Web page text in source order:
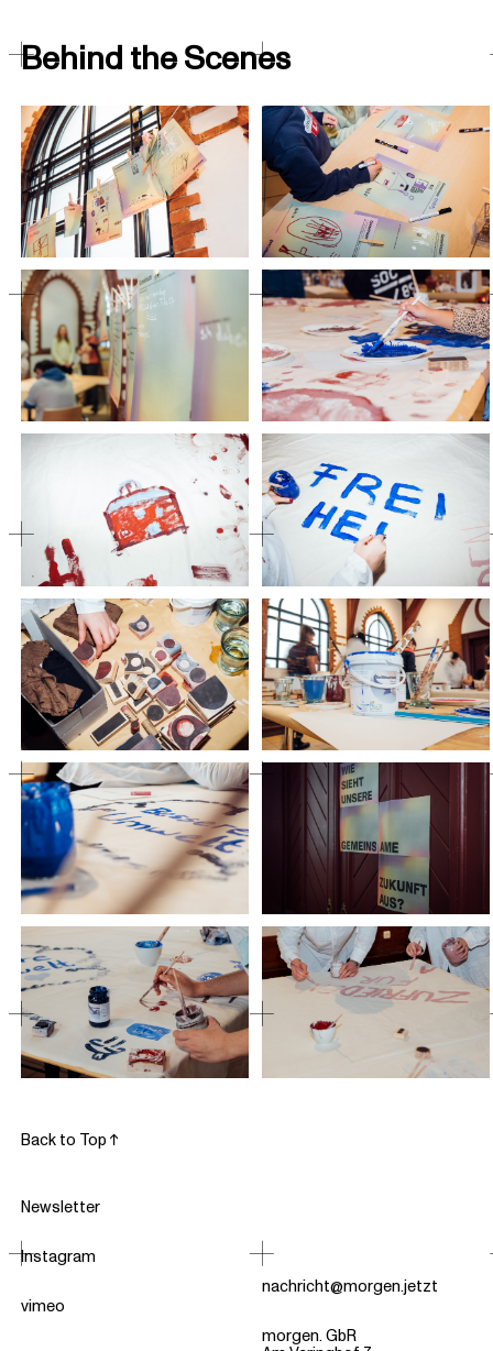
Behind the Scenes
Newsletter
Instagram
vimeo
nachricht@morgen.jetzt
morgen. GbR
Back to Top ↑